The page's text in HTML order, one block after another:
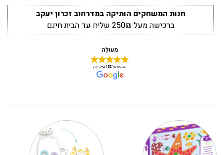
חנות המשחקים הותיקה במדרחוב זכרון יעקב
ברכישה מעל 250₪ שליח עד הבית חינם